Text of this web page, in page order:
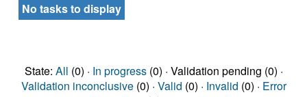
No tasks to display
State: All (0) · In progress(0) · Validation pending (0) ·
Validation inconclusive(0) · Valid (0) · Invalid (0) · Error